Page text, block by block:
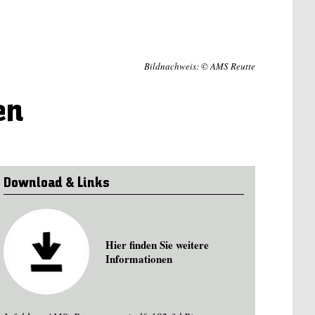
Bildnachweis: © AMS Reutte
Download & Links
Hier finden Sie weitere
Informationen